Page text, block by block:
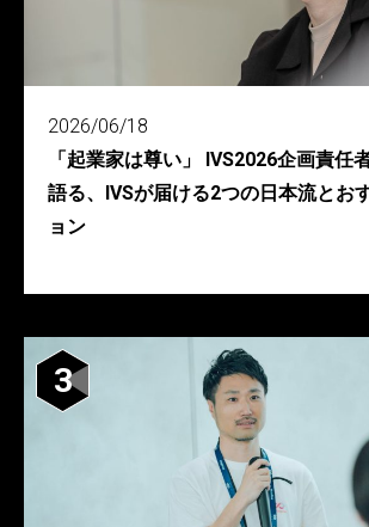
2026/06/18
「起業家は尊い」 IVS2026企画責任
語る、IVSが届ける2つの日本流とお
ョン
3